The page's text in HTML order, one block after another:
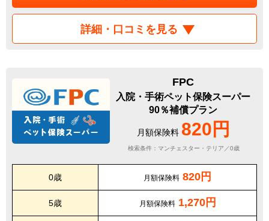
詳細・口コミを見る
FPC
入院・手術ペット保険スーパー
90％補償プラン
月額保険料 820円
検索条件：マンチェスター・テリア／0歳
0歳 月額保険料 820円
5歳 月額保険料 1,270円